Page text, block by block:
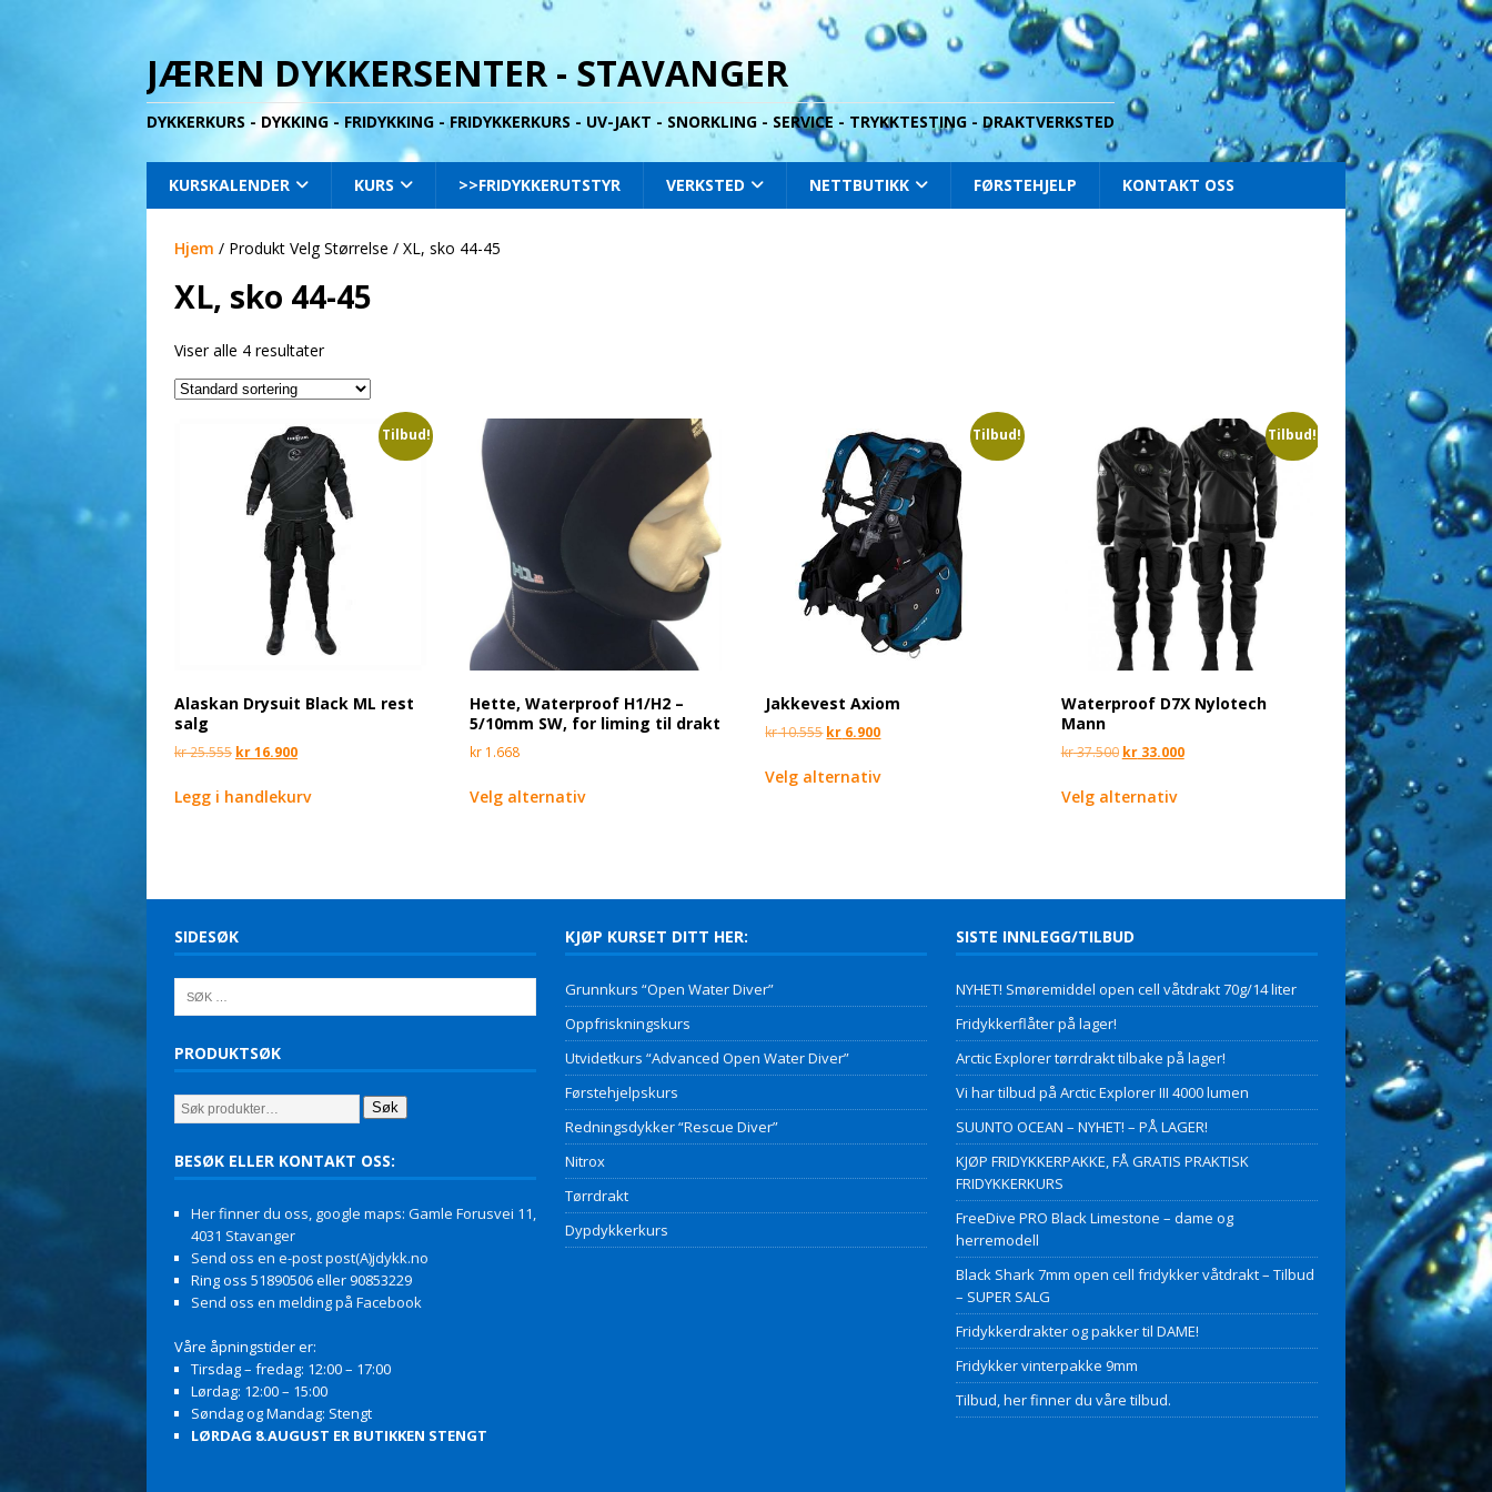
JÆREN DYKKERSENTER - STAVANGER
DYKKERKURS - DYKKING - FRIDYKKING - FRIDYKKERKURS - UV-JAKT - SNORKLING - SERVICE - TRYKKTESTING - DRAKTVERKSTED
KURSKALENDER KURS >>FRIDYKKERUTSTYR VERKSTED NETTBUTIKK FØRSTEHJELP KONTAKT OSS
Hjem / Produkt Velg Størrelse / XL, sko 44-45
XL, sko 44-45
Viser alle 4 resultater
Tilbud!
Alaskan Drysuit Black ML rest
salg
kr25.555 kr16.900
Legg i handlekurv
Hette, Waterproof H1/H2 –
5/10mm SW, for liming til drakt
kr 1.668
Velg alternativ
Tilbud!
Jakkevest Axiom
kr10.555 kr 6.900
Velg alternativ
Tilbud!
Waterproof D7X Nylotech
Mann
kr37.500 kr33.000
Velg alternativ
SIDESØK
PRODUKTSØK
Søk
BESØK ELLER KONTAKT OSS:
Her finner du oss, google maps: Gamle Forusvei 11,
4031 Stavanger
Send oss en e-post post(A)jdykk.no
Ring oss 51890506 eller 90853229
Send oss en melding på Facebook
Våre åpningstider er:
Tirsdag – fredag: 12:00 – 17:00
Lørdag: 12:00 – 15:00
Søndag og Mandag: Stengt
LØRDAG 8.AUGUST ER BUTIKKEN STENGT
KJØP KURSET DITT HER:
Grunnkurs “Open Water Diver”
Oppfriskningskurs
Utvidetkurs “Advanced Open Water Diver”
Førstehjelpskurs
Redningsdykker “Rescue Diver”
Nitrox
Tørrdrakt
Dypdykkerkurs
SISTE INNLEGG/TILBUD
NYHET! Smøremiddel open cell våtdrakt 70g/14 liter
Fridykkerflåter på lager!
Arctic Explorer tørrdrakt tilbake på lager!
Vi har tilbud på Arctic Explorer III 4000 lumen
SUUNTO OCEAN – NYHET! – PÅ LAGER!
KJØP FRIDYKKERPAKKE, FÅ GRATIS PRAKTISK
FRIDYKKERKURS
FreeDive PRO Black Limestone – dame og
herremodell
Black Shark 7mm open cell fridykker våtdrakt – Tilbud
– SUPER SALG
Fridykkerdrakter og pakker til DAME!
Fridykker vinterpakke 9mm
Tilbud, her finner du våre tilbud.